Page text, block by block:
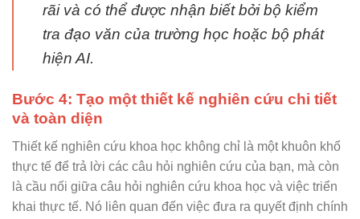
rãi và có thể được nhận biết bởi bộ kiểm
tra đạo văn của trường học hoặc bộ phát
hiện AI.
Bước 4: Tạo một thiết kế nghiên cứu chi tiết
và toàn diện
Thiết kế nghiên cứu khoa học không chỉ là một khuôn khổ
thực tế để trả lời các câu hỏi nghiên cứu của bạn, mà còn
là cầu nối giữa câu hỏi nghiên cứu khoa học và việc triển
khai thực tế. Nó liên quan đến việc đưa ra quyết định chính